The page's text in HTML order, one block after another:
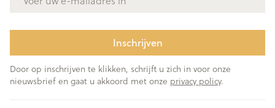
Inschrijven
Door op inschrijven te klikken, schrijft u zich in voor onze
nieuwsbrief en gaat u akkoord met onze privacy policy.